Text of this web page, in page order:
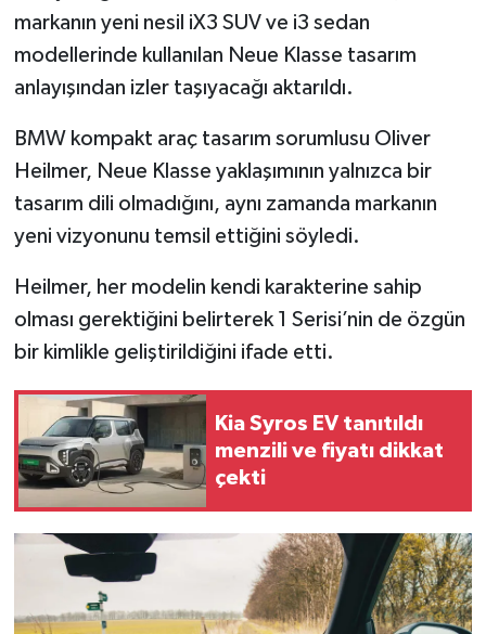
markanın yeni nesil iX3 SUV ve i3 sedan
modellerinde kullanılan Neue Klasse tasarım
anlayışından izler taşıyacağı aktarıldı.
BMW kompakt araç tasarım sorumlusu Oliver
Heilmer, Neue Klasse yaklaşımının yalnızca bir
tasarım dili olmadığını, aynı zamanda markanın
yeni vizyonunu temsil ettiğini söyledi.
Heilmer, her modelin kendi karakterine sahip
olması gerektiğini belirterek 1 Serisi’nin de özgün
bir kimlikle geliştirildiğini ifade etti.
Kia Syros EV tanıtıldı
menzili ve fiyatı dikkat
çekti
Resmi İlan
Rüya Tabirleri
Sağlık
Şaphane
Siyaset
Tavşanlı
Teknoloji
Türkiye
Video Galeri